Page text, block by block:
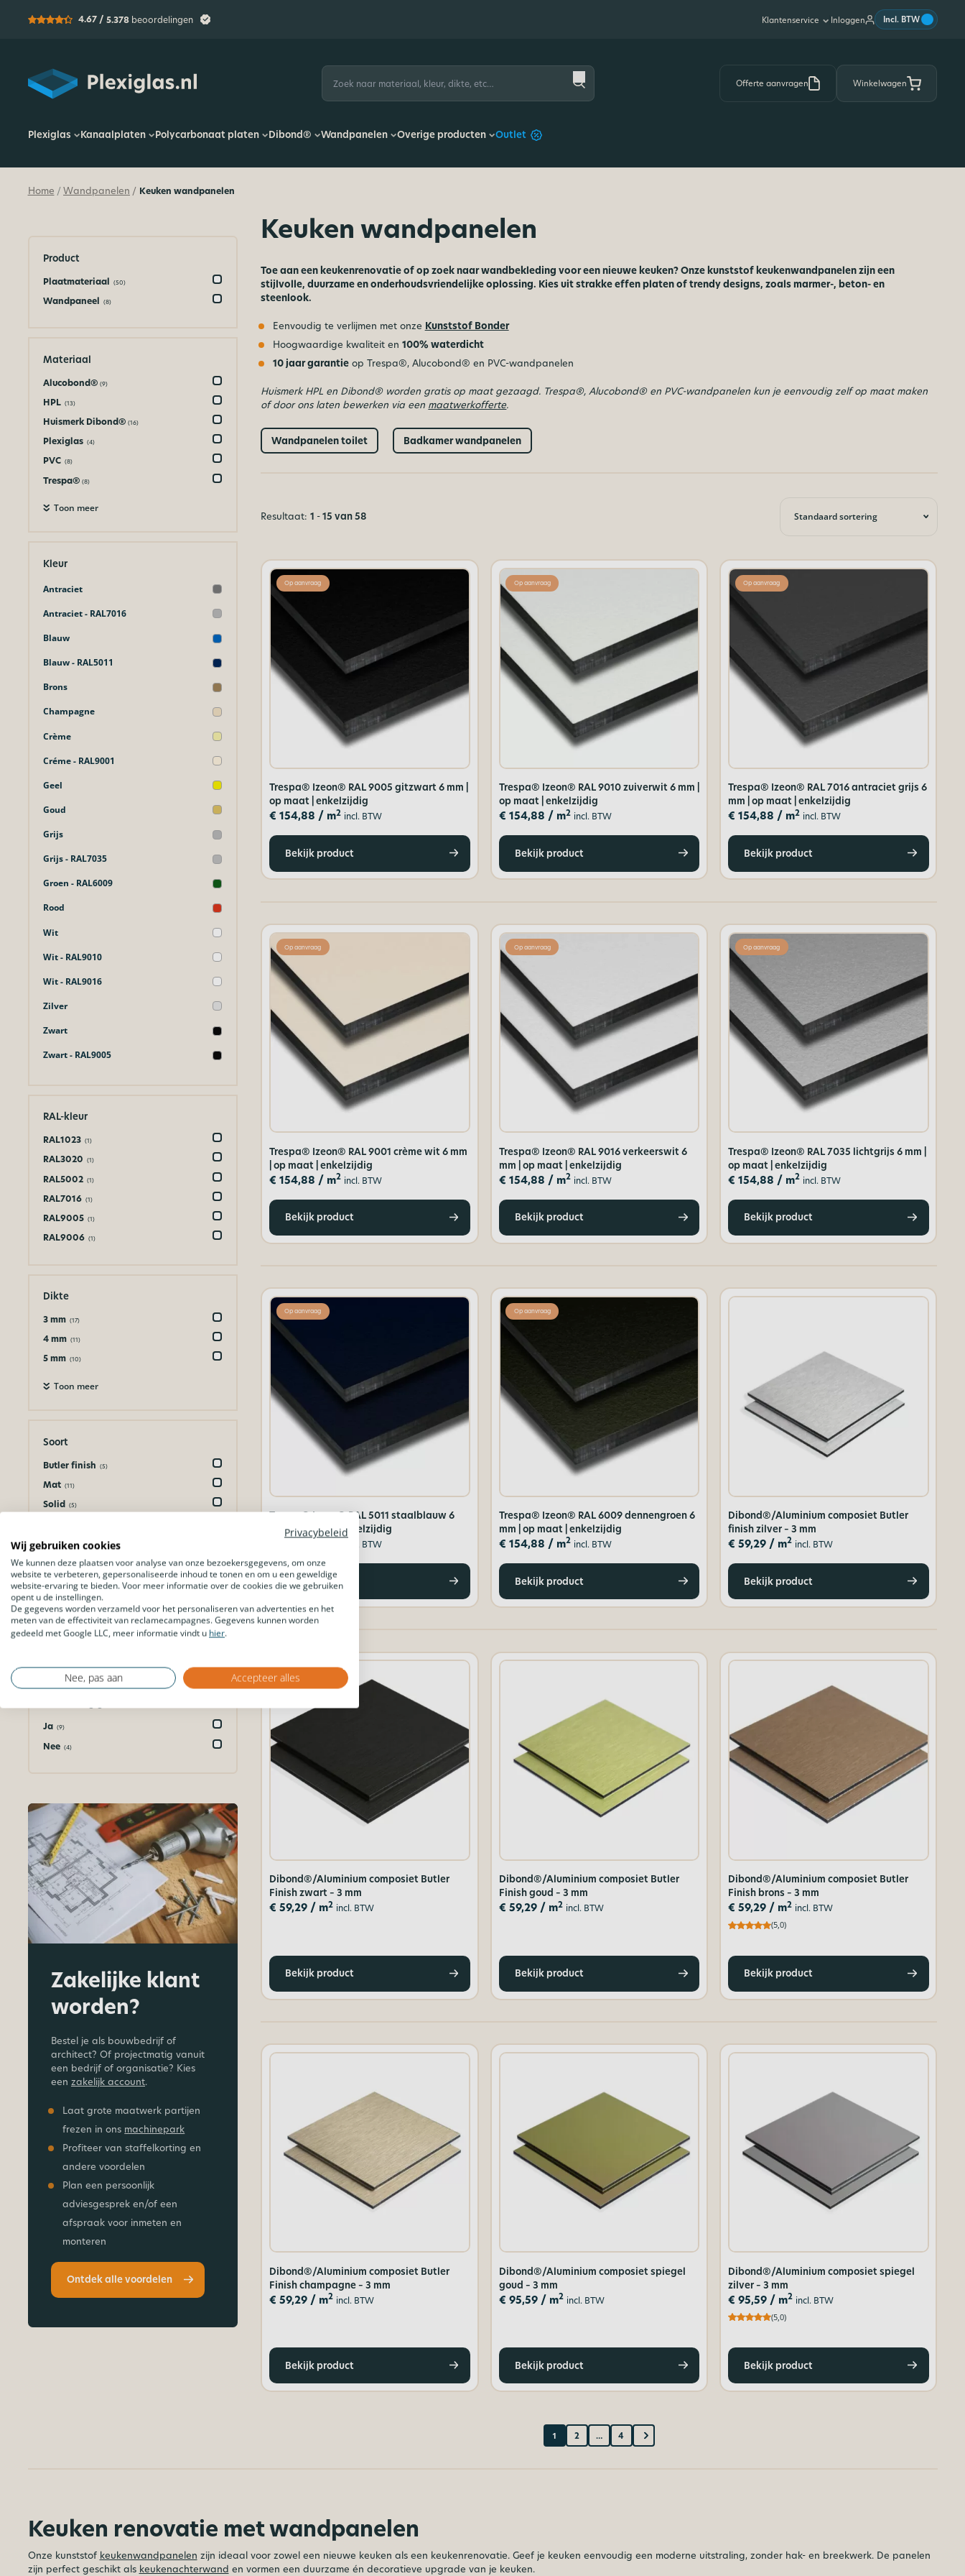
4.67 / 5.378 beoordelingen Klantenservice | Inloggen Incl. BTW
Plexiglas
Zoeken
naar:
Offerte aanvragen Winkelwagen
Plexiglas Kanaalplaten Polycarbonaat platen Dibond® Wandpanelen Overige producten Outlet
Home / Wandpanelen / Keuken wandpanelen
Product
Plaatmateriaal (50)
Wandpaneel (8)
Materiaal
Alucobond® (9)
HPL (13)
Huismerk Dibond® (16)
Plexiglas (4)
PVC (8)
Trespa® (8)
Toon meer
Kleur
Antraciet
Antraciet - RAL7016
Blauw
Blauw - RAL5011
Brons
Champagne
Crème
Créme - RAL9001
Geel
Goud
Grijs
Grijs - RAL7035
Groen - RAL6009
Rood
Wit
Wit - RAL9010
Wit - RAL9016
Zilver
Zwart
Zwart - RAL9005
RAL-kleur
RAL1023 (1)
RAL3020 (1)
RAL5002 (1)
RAL7016 (1)
RAL9005 (1)
RAL9006 (1)
Dikte
3 mm (17)
4 mm (11)
5 mm (10)
Toon meer
Soort
Butler finish (5)
Mat (11)
Solid (5)
Urban(4)
Afmeting
Op maat(50)
Ja (9)
Nee (4)
Zakelijke klant
worden?
Bestel je als bouwbedrijf of
architect? Of projectmatig vanuit
een bedrijf of organisatie? Kies
een zakelijk account.
Laat grote maatwerk partijen
frezen in ons machinepark
Profiteer van staffelkorting en
andere voordelen
Plan een persoonlijk
adviesgesprek en/of een
afspraak voor inmeten en
monteren
Ontdek alle voordelen
Keuken wandpanelen
Toe aan een keukenrenovatie of op zoek naar wandbekleding voor een nieuwe keuken? Onze kunststof keukenwandpanelen zijn een
stijlvolle, duurzame en onderhoudsvriendelijke oplossing. Kies uit strakke effen platen of trendy designs, zoals marmer-, beton- en
steenlook.
Eenvoudig te verlijmen met onze Kunststof Bonder
Hoogwaardige kwaliteit en 100% waterdicht
10 jaar garantieop Trespa®, Alucobond® en PVC-wandpanelen
Huismerk HPL en Dibond® worden gratis op maat gezaagd. Trespa®, Alucobond® en PVC-wandpanelen kun je eenvoudig zelf op maat maken
of door ons laten bewerken via een maatwerkofferte.
Wandpanelen toilet Badkamer wandpanelen
Resultaat: 1 -15 van 58
Op aanvraag
Trespa® Izeon® RAL 9005 gitzwart 6 mm |
op maat | enkelzijdig
€ 154,88 / m2 incl. BTW
Bekijk product
Op aanvraag
Trespa® Izeon® RAL 9010 zuiverwit 6 mm |
op maat | enkelzijdig
€ 154,88 / m2 incl. BTW
Bekijk product
Op aanvraag
Trespa® Izeon® RAL 7016 antraciet grijs 6
mm | op maat | enkelzijdig
€ 154,88 / m2 incl. BTW
Bekijk product
Op aanvraag
Trespa® Izeon® RAL 9001 crème wit 6 mm
| op maat | enkelzijdig
€ 154,88 / m2 incl. BTW
Bekijk product
Op aanvraag
Trespa® Izeon® RAL 9016 verkeerswit 6
mm | op maat | enkelzijdig
€ 154,88 / m2 incl. BTW
Bekijk product
Op aanvraag
Trespa® Izeon® RAL 7035 lichtgrijs 6 mm |
op maat | enkelzijdig
€ 154,88 / m2 incl. BTW
Bekijk product
Op aanvraag
Trespa® Izeon® RAL 5011 staalblauw 6
mm | op maat | enkelzijdig
154,88 2 incl. BTW
Bekijk product
Op aanvraag
Trespa® Izeon® RAL 6009 dennengroen 6
mm | op maat | enkelzijdig
€ 154,88 / m2 incl. BTW
Bekijk product
Dibond®/Aluminium composiet Butler
finish zilver – 3 mm
€ 59,29 / m2 incl. BTW
Bekijk product
Dibond®/Aluminium composiet Butler
Finish zwart – 3 mm
€ 59,29 / m2 incl. BTW
Bekijk product
Dibond®/Aluminium composiet Butler
Finish goud – 3 mm
€ 59,29/ m2 incl. BTW
Bekijk product
Dibond®/Aluminium composiet Butler
Finish brons – 3 mm
€ 59,29 / m2 incl. BTW
(5,0)
Bekijk product
Dibond®/Aluminium composiet Butler
Finish champagne – 3 mm
€ 59,29 / m2 incl. BTW
Bekijk product
Dibond®/Aluminium composiet spiegel
goud – 3 mm
€ 95,59/ m2 incl. BTW
Bekijk product
Dibond®/Aluminium composiet spiegel
zilver – 3 mm
€ 95,59 / m2 incl. BTW
(5,0)
Bekijk product
1 2 … 4
Keuken renovatie met wandpanelen
Onze kunststof keukenwandpanelen zijn ideaal voor zowel een nieuwe keuken als een keukenrenovatie. Geef je keuken eenvoudig een moderne uitstraling, zonder hak- en breekwerk. De panelen
zijn perfect geschikt als keukenachterwand en vormen een duurzame én decoratieve upgrade van je keuken.
Privacybeleid
Wij gebruiken cookies
We kunnen deze plaatsen voor analyse van onze bezoekersgegevens, om onze
website te verbeteren, gepersonaliseerde inhoud te tonen en om u een geweldige
website-ervaring te bieden. Voor meer informatie over de cookies die we gebruiken
opent u de instellingen.
De gegevens worden verzameld voor het personaliseren van advertenties en het
meten van de effectiviteit van reclamecampagnes. Gegevens kunnen worden
gedeeld met Google LLC, meer informatie vindt u hier.
Nee, pas aan Accepteer alles